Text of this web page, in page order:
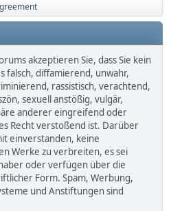
akzeptieren Sie, dass Sie kein
falsch, diffamierend, unwahr,
rassistisch, verachtend,
sexuell anstößig, vulgär,
anderer eingreifend oder
Recht verstoßend ist. Darüber
einverstanden, keine
Werke zu verbreiten, es sei
oder verfügen über die
Form. Spam, Werbung,
und Anstiftungen sind